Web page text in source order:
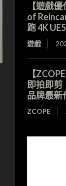
【遊戲
of
跑 4K
遊戲
【
即拍即剪
品牌最新
ZCOPE